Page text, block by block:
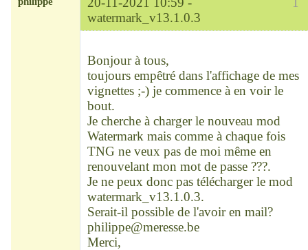
CONTACTwatermark_v13.1.0.3
Bonjour à tous,
toujours empêtré dans l'affichage de mes
vignettes ;-) je commence à en voir le
bout.
Je cherche à charger le nouveau mod
Watermark mais comme à chaque fois
TNG ne veux pas de moi même en
renouvelant mon mot de passe ???.
Je ne peux donc pas télécharger le mod
watermark_v13.1.0.3.
Serait-il possible de l'avoir en mail?
philippe@meresse.be
Merci,